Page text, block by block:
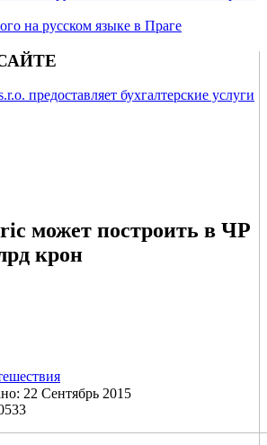
может построить в ЧР
крон
22 Сентябрь 2015